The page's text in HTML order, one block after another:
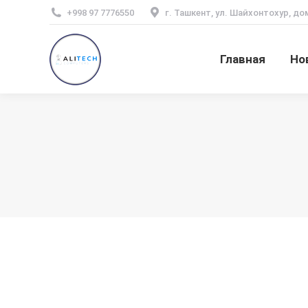
+998 97 7776550 г. Ташкент, ул. Шайхонтохур,
Главная